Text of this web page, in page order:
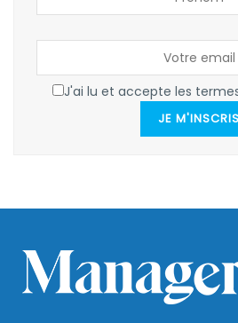
J'ai lu et accepte les
JE M'INSCRIS